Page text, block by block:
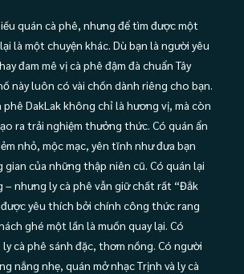
quán cà phê, nhưng để tìm được một
là một chuyện khác. Dù bạn là người yêu
đam mê vị cà phê đậm đà chuẩn Tây
này luôn có vài chốn dành riêng cho bạn.
phê DakLak không chỉ là hương vị, mà còn
ra trải nghiệm thưởng thức. Có quán ẩn
nhỏ, mộc mạc, yên tĩnh như đưa bạn
gian của những thập niên cũ. Có quán lại
– nhưng ly cà phê vẫn giữ chất rất “Đắk
yêu thích bởi chính công thức rang
ghé một lần là muốn quay lại. Có
cà phê sánh đặc, thơm nồng. Có người
nắng nhẹ, quán mở nhạc Trịnh và ly cà